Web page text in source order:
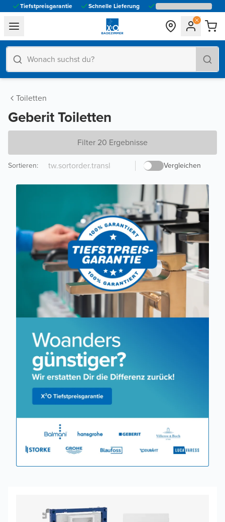
Tiefstpreisgarantie Schnelle Lieferung
general.navigation.toggle_menu.label
Toiletten
Geberit Toiletten
Filter 20 Ergebnisse
Vergleichen
Sortieren: